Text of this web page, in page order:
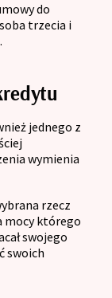
do
trzecia i
jednego z
wymienia
rzecz
mocy którego
swojego
swoich